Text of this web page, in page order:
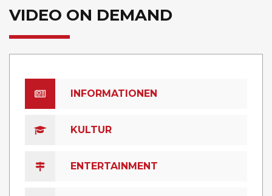
VIDEO ON DEMAND
INFORMATIONEN
KULTUR
ENTERTAINMENT